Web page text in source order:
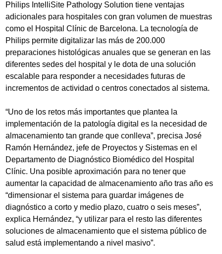
Philips IntelliSite Pathology Solution tiene ventajas
adicionales para hospitales con gran volumen de muestras
como el Hospital Clínic de Barcelona. La tecnología de
Philips permite digitalizar las más de 200.000
preparaciones histológicas anuales que se generan en las
diferentes sedes del hospital y le dota de una solución
escalable para responder a necesidades futuras de
incrementos de actividad o centros conectados al sistema.
“Uno de los retos más importantes que plantea la
implementación de la patología digital es la necesidad de
almacenamiento tan grande que conlleva”, precisa José
Ramón Hernández, jefe de Proyectos y Sistemas en el
Departamento de Diagnóstico Biomédico del Hospital
Clínic. Una posible aproximación para no tener que
aumentar la capacidad de almacenamiento año tras año es
“dimensionar el sistema para guardar imágenes de
diagnóstico a corto y medio plazo, cuatro o seis meses”,
explica Hernández, “y utilizar para el resto las diferentes
soluciones de almacenamiento que el sistema público de
salud está implementando a nivel masivo”.